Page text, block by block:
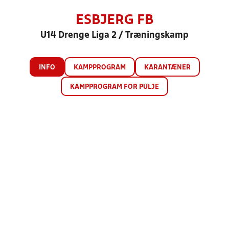
ESBJERG FB
U14 Drenge Liga 2 / Træningskamp
INFO KAMPPROGRAM KARANTÆNER
KAMPPROGRAM FOR PULJE